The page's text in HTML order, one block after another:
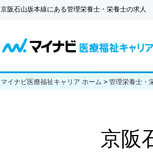
京阪石山坂本線にある管理栄養士・栄養士の求人
マイナビ医療福祉キャリア ホーム > 管理栄養士・
京阪